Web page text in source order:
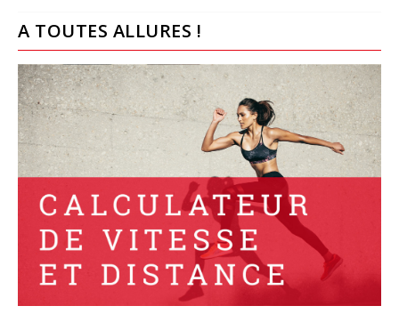
A TOUTES ALLURES !